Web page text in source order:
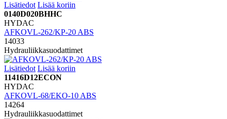
Lisätiedot Lisää koriin
0140D020BHHC
HYDAC
AFKOVL-262/KP-20 ABS
14033
Hydrauliikkasuodattimet
Lisätiedot Lisää koriin
11416D12ECON
HYDAC
AFKOVL-68/EKO-10 ABS
14264
Hydrauliikkasuodattimet